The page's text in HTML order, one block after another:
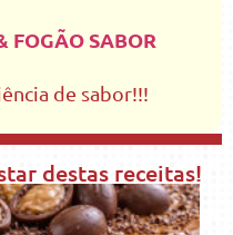
FOGÃO SABOR
de sabor!!!
destas receitas!